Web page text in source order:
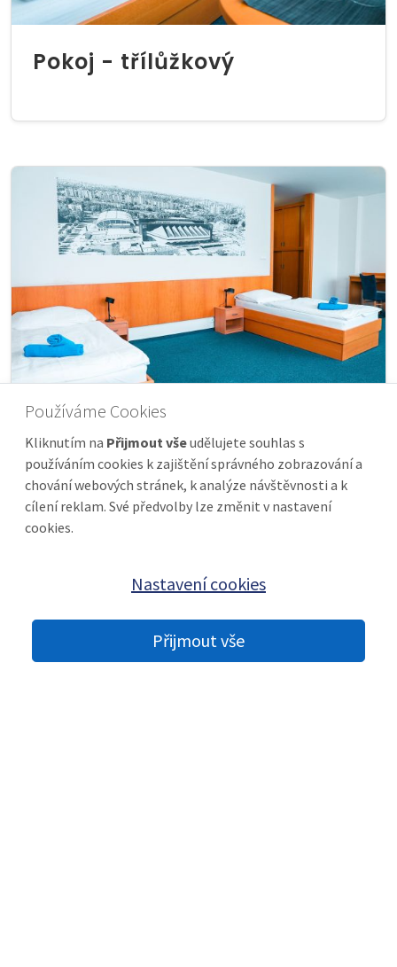
Pokoj - třílůžkový
Pokoj - ZTP
Používáme Cookies
Kliknutím na Přijmout všeudělujete souhlas s
používáním cookies k zajištění správného zobrazování a
chování webových stránek, k analýze návštěvnosti a k
cílení reklam. Své předvolby lze změnit v nastavení
cookies.
Nastavení cookies
Přijmout vše